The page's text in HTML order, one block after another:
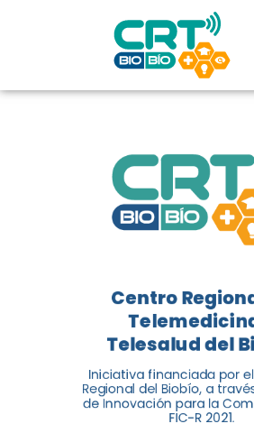
DE CRT
BIOBÍO
El Centro Regional
Telemedicina y
Biobío presenta el
tres años
digital a los
Centro
Telesalud del
Iniciativa financiada por
Regional del Biobío, a
de Innovación para la
FIC-R 2021.